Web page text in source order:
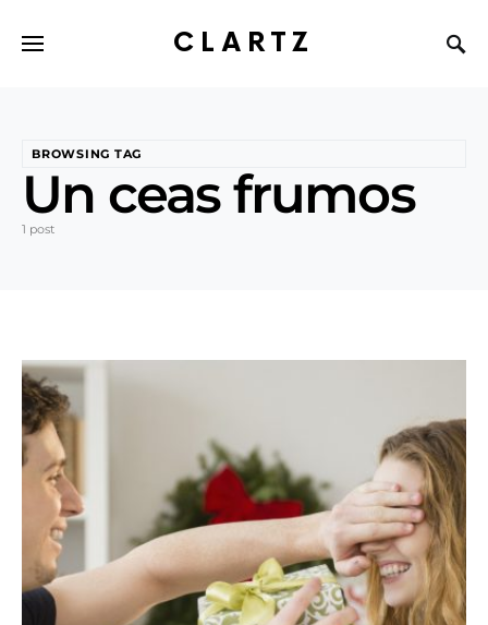
CLARTZ
BROWSING TAG
Un ceas frumos
1 post